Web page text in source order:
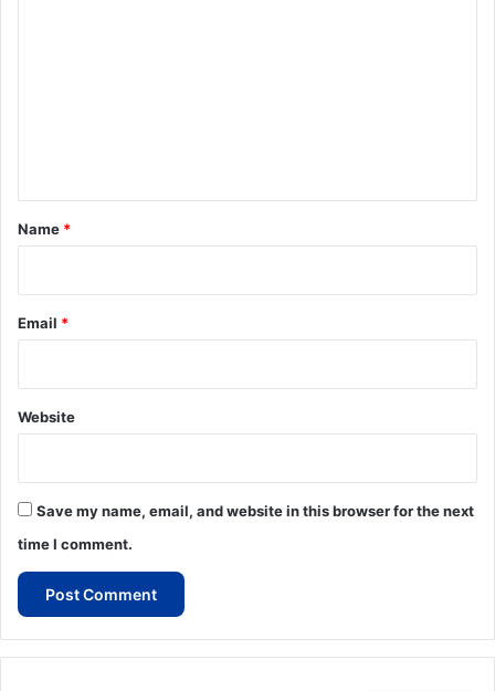
*
Name *
Email *
Website
Save my name, email, and website in this browser for the next
time I comment.